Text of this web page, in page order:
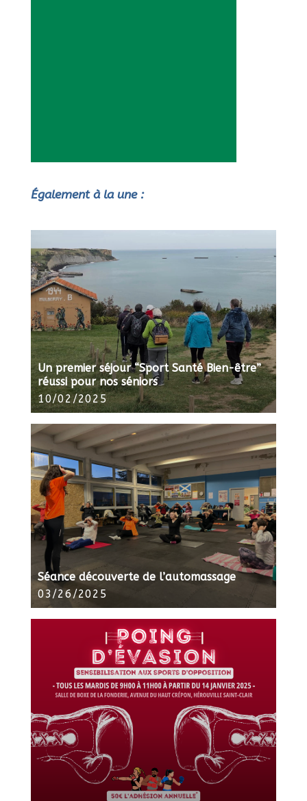
Également à la une :
Un premier séjour “Sport Santé Bien-être”
réussi pour nos séniors
10/02/2025
Séance découverte de l’automassage
03/26/2025